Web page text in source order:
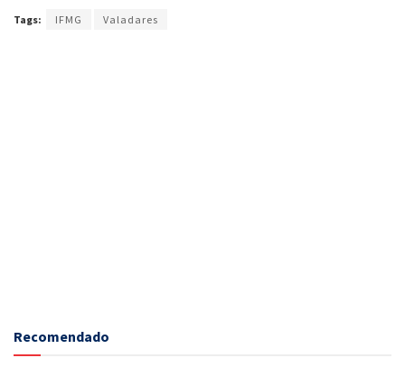
Tags: IFMG Valadares
Recomendado